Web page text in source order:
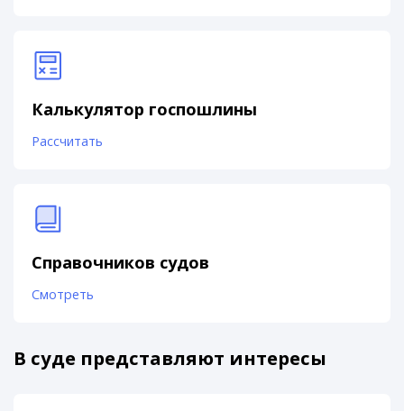
Калькулятор госпошлины
Рассчитать
Справочников судов
Смотреть
В суде представляют интересы